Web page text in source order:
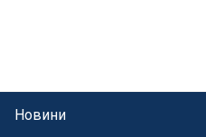
Новини